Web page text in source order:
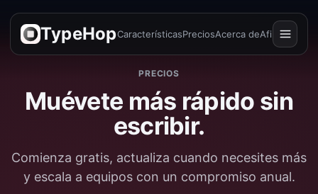
TypeHopCaracterísticasPreciosAcerca deAfiliadosAbrir
menú
PRECIOS
Muévete más rápido sin
escribir.
Comienza gratis, actualiza cuando necesites más
y escala a equipos con un compromiso anual.